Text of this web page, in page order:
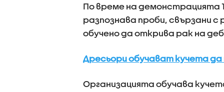
По време на демонстрацията
разпознава проби, свързани
обучено да открива рак на
Дресьори обучават кучета
Организацията обучава